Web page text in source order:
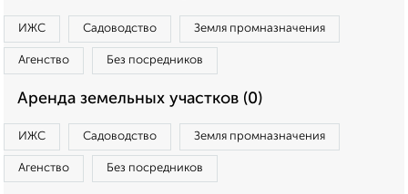
ИЖС Садоводство Земля промназначения
Агенство Без посредников
Аренда земельных участков (0)
ИЖС Садоводство Земля промназначения
Агенство Без посредников